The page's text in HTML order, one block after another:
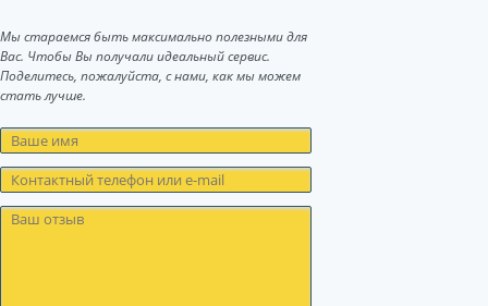
Мы стараемся быть максимально полезными для
Вас. Чтобы Вы получали идеальный сервис.
Поделитесь, пожалуйста, с нами, как мы можем
стать лучше.